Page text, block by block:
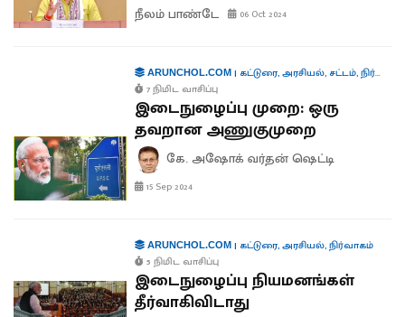
நீலம் பாண்டே 06 Oct 2024
ARUNCHOL.COM| கட்டுரை,அரசியல், சட்டம்,நிர்வாகம்
7 நிமிட வாசிப்பு
இடைநுழைப்பு முறை: ஒரு
தவறான அணுகுமுறை
கே. அஷோக் வர்தன் ஷெட்டி
15 Sep 2024
ARUNCHOL.COM| கட்டுரை,அரசியல்,நிர்வாகம்
5 நிமிட வாசிப்பு
இடைநுழைப்பு நியமனங்கள்
தீர்வாகிவிடாது